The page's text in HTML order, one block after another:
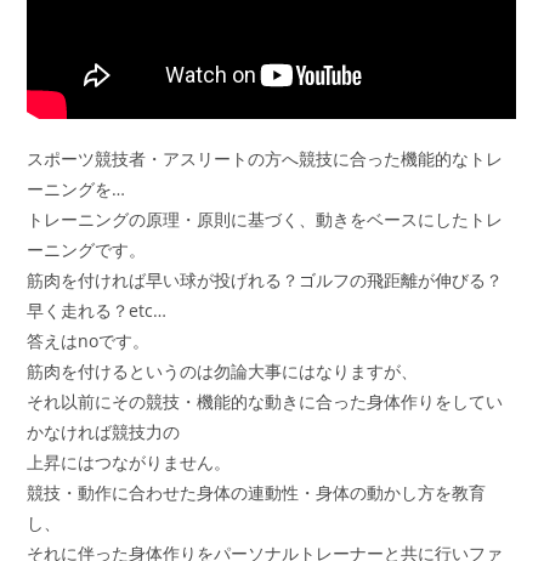
スポーツ競技者・アスリートの方へ競技に合った機能的なトレ
ーニングを…
トレーニングの原理・原則に基づく、動きをベースにしたトレ
ーニングです。
筋肉を付ければ早い球が投げれる？ゴルフの飛距離が伸びる？
早く走れる？etc…
答えはnoです。
筋肉を付けるというのは勿論大事にはなりますが、
それ以前にその競技・機能的な動きに合った身体作りをしてい
かなければ競技力の
上昇にはつながりません。
競技・動作に合わせた身体の連動性・身体の動かし方を教育
し、
それに伴った身体作りをパーソナルトレーナーと共に行いファ